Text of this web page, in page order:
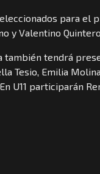
para el
y Valentino
también tendrá
Tesio, Emilia
U11 participarán